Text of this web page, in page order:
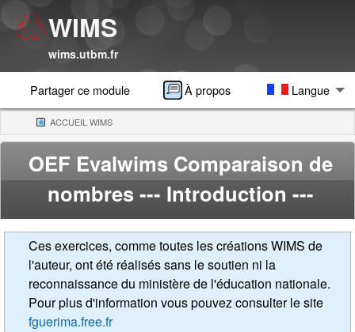
WIMS
wims.utbm.fr
Partager ce module À propos Langue
ACCUEIL WIMS(CURRENT)
OEF Evalwims Comparaison de
nombres--- Introduction ---
Ces exercices, comme toutes les créations WIMS de
l'auteur, ont été réalisés sans le soutien ni la
reconnaissance du ministère de l'éducation nationale.
Pour plus d'information vous pouvez consulter le site
fguerima.free.fr